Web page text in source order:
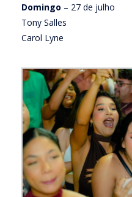
Domingo – 27 de julho
Tony Salles
Carol Lyne